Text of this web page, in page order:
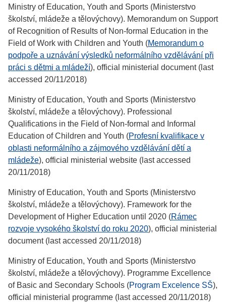
Ministry of Education, Youth and Sports (Ministerstvo
školství, mládeže a tělovýchovy). Memorandum on Support
of Recognition of Results of Non-formal Education in the
Field of Work with Children and Youth (Memorandum o
podpoře a uznávání výsledků neformálního vzdělávání při
práci s dětmi a mládeží), official ministerial document (last
accessed 20/11/2018)
Ministry of Education, Youth and Sports (Ministerstvo
školství, mládeže a tělovýchovy). Professional
Qualifications in the Field of Non-formal and Informal
Education of Children and Youth (Profesní kvalifikace v
oblasti neformálního a zájmového vzdělávání dětí a
mládeže), official ministerial website (last accessed
20/11/2018)
Ministry of Education, Youth and Sports (Ministerstvo
školství, mládeže a tělovýchovy). Framework for the
Development of Higher Education until 2020 (Rámec
rozvoje vysokého školství do roku 2020), official ministerial
document (last accessed 20/11/2018)
Ministry of Education, Youth and Sports (Ministerstvo
školství, mládeže a tělovýchovy). Programme Excellence
of Basic and Secondary Schools (Program Excelence SŠ),
official ministerial programme (last accessed 20/11/2018)